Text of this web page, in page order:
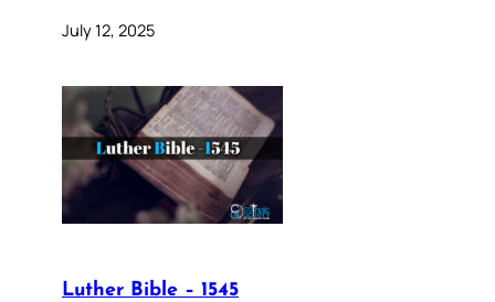
July 12, 2025
Luther Bible – 1545